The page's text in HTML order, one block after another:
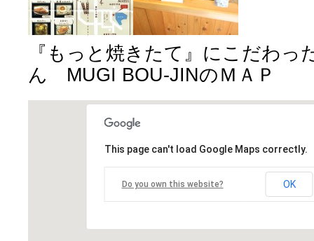
『もっと焼きたて』にこだわっ
ん MUGI BOU-JINのＭＡＰ
This page can't load Google Maps correctly.
Do you own this website? OK